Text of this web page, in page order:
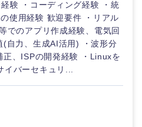
験 ・コーディング経験 ・統
使用経験 歓迎要件 ・リアル
でのアプリ作成経験、電気回
(自力、生成AI活用) ・波形分
、ISPの開発経験 ・Linuxを
バーセキュリ...